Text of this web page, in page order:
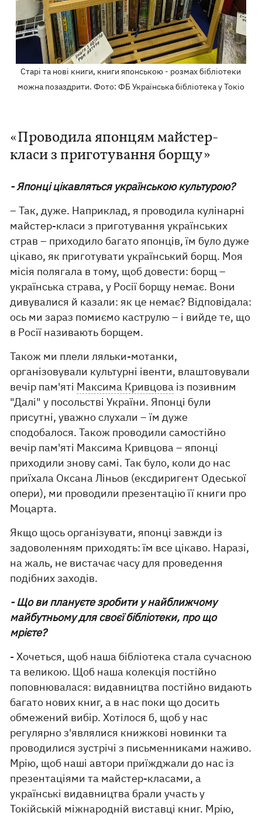
Старі та нові книги, книги японською - розмах бібліотеки
можна позаздрити. Фото: ФБ Українська бібліотека у Токіо
«Проводила японцям майстер-
класи з приготування борщу»
- Японці цікавляться українською культурою?
– Так, дуже. Наприклад, я проводила кулінарні
майстер-класи з приготування українських
страв – приходило багато японців, їм було дуже
цікаво, як приготувати український борщ. Моя
місія полягала в тому, щоб довести: борщ –
українська страва, у Росії борщу немає. Вони
дивувалися й казали: як це немає? Відповідала:
ось ми зараз помиємо каструлю – і вийде те, що
в Росії називають борщем.
Також ми плели ляльки-мотанки,
організовували культурні івенти, влаштовували
вечір пам'яті Максима Кривцова із позивним
"Далі" у посольстві України. Японці були
присутні, уважно слухали – їм дуже
сподобалося. Також проводили самостійно
вечір пам'яті Максима Кривцова – японці
приходили знову самі. Так було, коли до нас
приїхала Оксана Ліньов (ексдиригент Одеської
опери), ми проводили презентацію її книги про
Моцарта.
Якщо щось організувати, японці завжди із
задоволенням приходять: їм все цікаво. Наразі,
на жаль, не вистачає часу для проведення
подібних заходів.
- Що ви плануєте зробити у найближчому
майбутньому для своєї бібліотеки, про що
мрієте?
- Хочеться, щоб наша бібліотека стала сучасною
та великою. Щоб наша колекція постійно
поповнювалася: видавництва постійно видають
багато нових книг, а в нас поки що досить
обмежений вибір. Хотілося б, щоб у нас
регулярно з'являлися книжкові новинки та
проводилися зустрічі з письменниками наживо.
Мрію, щоб наші автори приїжджали до нас із
презентаціями та майстер-класами, а
українські видавництва брали участь у
Токійській міжнародній виставці книг. Мрію,